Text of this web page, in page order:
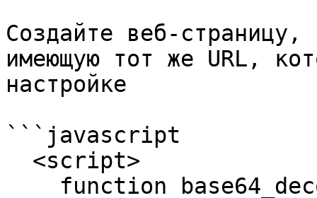
Создайте веб-
имеющую тот же URL,
настройке
```javascript